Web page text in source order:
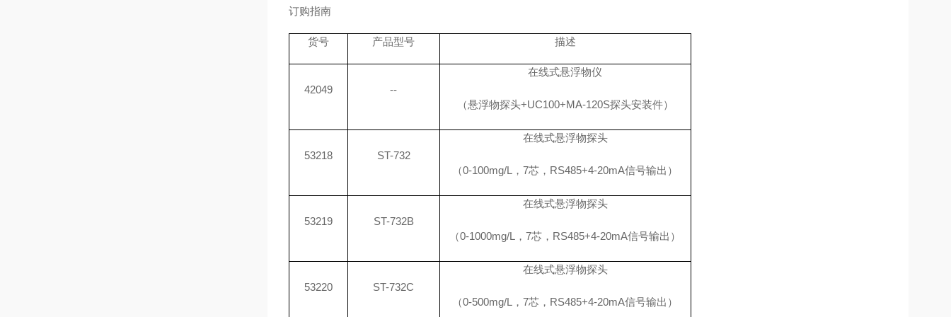
订购指南
货号 产品型号 描述
42049 --
在线式悬浮物仪
（悬浮物探头+UC100+MA-120S探头安装件）
53218 ST-732
在线式悬浮物探头
（0-100mg/L，7芯，RS485+4-20mA信号输出）
53219 ST-732B
在线式悬浮物探头
（0-1000mg/L，7芯，RS485+4-20mA信号输出）
53220 ST-732C
在线式悬浮物探头
（0-500mg/L，7芯，RS485+4-20mA信号输出）